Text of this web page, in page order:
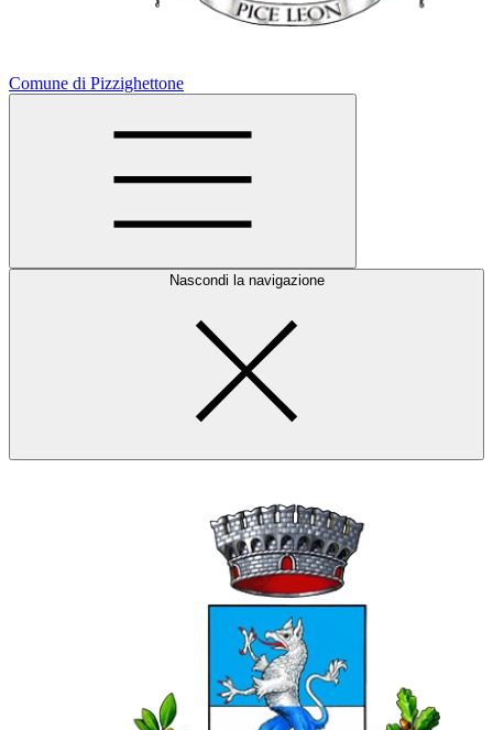
Comune di Pizzighettone
Nascondi la navigazione